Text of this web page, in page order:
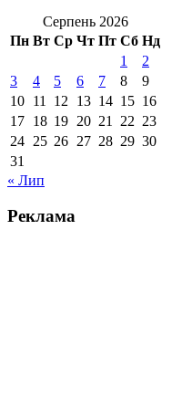
Серпень 2026
Пн Вт Ср Чт Пт Сб Нд
1
2
3
4 5 6 7 8
9
10 11 12 13 14 15 16
17 18 19 20 21 22 23
24 25 26 27 28 29 30
31
« Лип
Реклама